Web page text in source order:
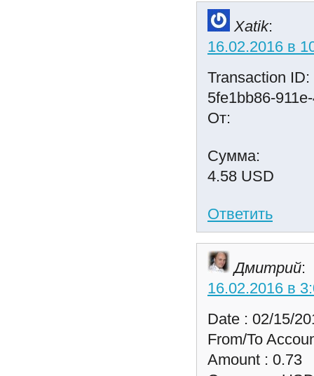
Xatik:
16.02.2016 в
Transaction ID:
5fe1bb86-
От:
Сумма:
4.58 USD
Ответить
Дмитрий:
16.02.2016 в
Date : 02/15/
From/To
Amount : 0.73